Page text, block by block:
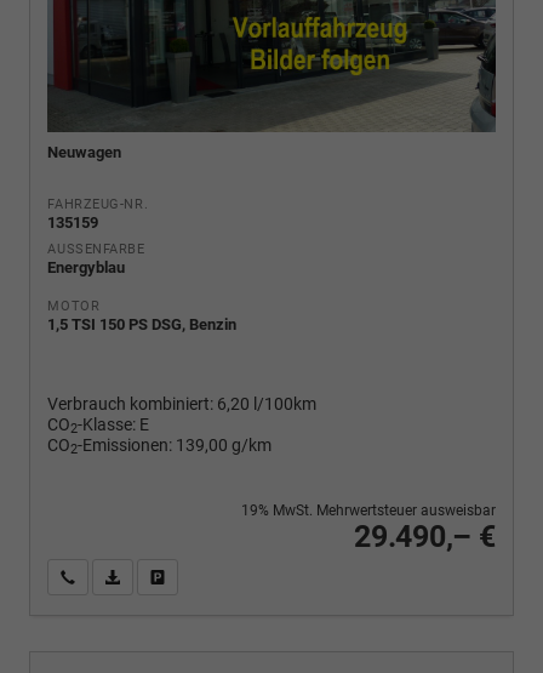
Neuwagen
FAHRZEUG-NR.
135159
AUSSENFARBE
Energyblau
MOTOR
1,5 TSI 150 PS DSG, Benzin
Verbrauch kombiniert: 6,20 l/100km
CO2-Klasse: E
CO2-Emissionen: 139,00 g/km
29.490,– €
19% MwSt. Mehrwertsteuer ausweisbar
Wir rufen Sie anPDF-Fahrzeugexposé drucken